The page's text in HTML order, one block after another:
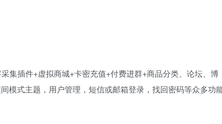
集插件+虚拟商城+卡密充值+付费进群+商品分类、论坛、博
模式主题，用户管理，短信或邮箱登录，找回密码等众多功